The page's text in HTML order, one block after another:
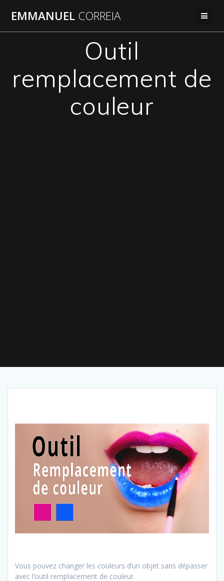
au
EMMANUEL CORREIA
Outil
remplacement de
couleur
Vous pouvez changer les couleurs d’un objet sans dépasser
avec l’outil remplacement de couleur.